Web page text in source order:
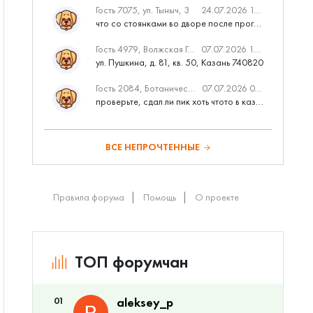
Гость 7075, ул. Тыныч, 3 24.07.2026 14:01
что со стоянками во дворе после программы наш двор
Гость 4979, Волжская Гавань
07.07.2026 10:53
ул. Пушкина, д. 81, кв. 50, Казань 740820
Гость 2084, Ботаническая 3 (ПИК, бизнес-класс) 07.07.2026 07:28
проверьте, сдал ли пик хоть чтото в казани вовремя?
ВСЕ НЕПРОЧТЕННЫЕ
Правила форума Помощь О проекте
ТОП форумчан
01 aleksey_p